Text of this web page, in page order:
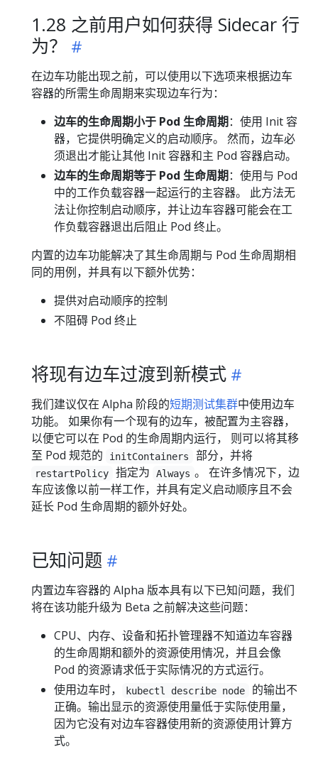
1.28 之前用户如何获得 Sidecar 行
为？
在边车功能出现之前，可以使用以下选项来根据边车
容器的所需生命周期来实现边车行为：
边车的生命周期小于 Pod 生命周期：使用 Init 容
器，它提供明确定义的启动顺序。 然而，边车必
须退出才能让其他 Init 容器和主 Pod 容器启动。
边车的生命周期等于 Pod 生命周期：使用与 Pod
中的工作负载容器一起运行的主容器。 此方法无
法让你控制启动顺序，并让边车容器可能会在工
作负载容器退出后阻止 Pod 终止。
内置的边车功能解决了其生命周期与 Pod 生命周期相
同的用例，并具有以下额外优势：
提供对启动顺序的控制
不阻碍 Pod 终止
将现有边车过渡到新模式
我们建议仅在 Alpha 阶段的短期测试集群中使用边车
功能。 如果你有一个现有的边车，被配置为主容器，
以便它可以在 Pod 的生命周期内运行， 则可以将其移
至 Pod 规范的
initContainers 部分，并将
restartPolicy 指定为 Always 。 在许多情况下，边
车应该像以前一样工作，并具有定义启动顺序且不会
延长 Pod 生命周期的额外好处。
已知问题
内置边车容器的 Alpha 版本具有以下已知问题，我们
将在该功能升级为 Beta 之前解决这些问题：
CPU、内存、设备和拓扑管理器不知道边车容器
的生命周期和额外的资源使用情况，并且会像
Pod 的资源请求低于实际情况的方式运行。
使用边车时，
kubectl describe node
的输出不
正确。输出显示的资源使用量低于实际使用量，
因为它没有对边车容器使用新的资源使用计算方
式。